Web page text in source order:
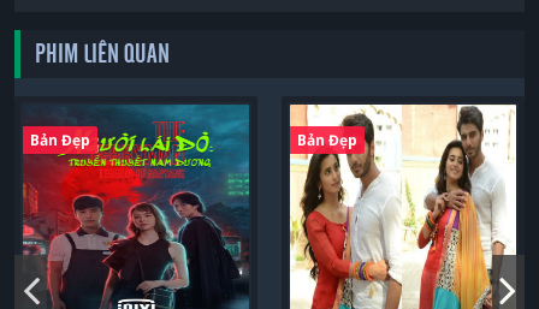
PHIM LIÊN QUAN
Bản Đẹp Bản Đẹp